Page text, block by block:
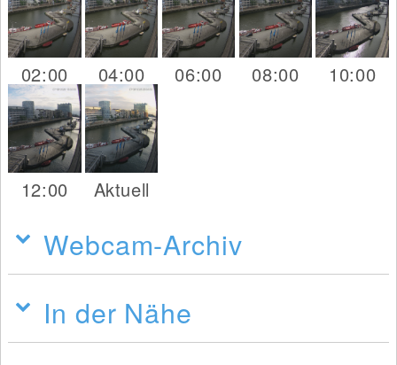
02:00 04:00 06:00 08:00 10:00
12:00 Aktuell
Webcam-Archiv
In der Nähe